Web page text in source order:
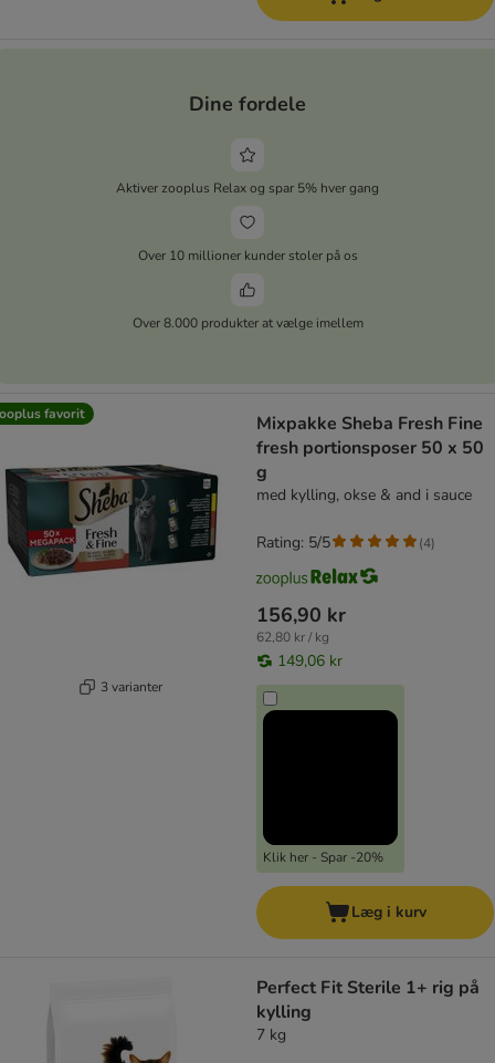
Dine fordele
Aktiver zooplus Relax og spar 5% hver gang
Over 10 millioner kunder stoler på os
Over 8.000 produkter at vælge imellem
favorit
3 varianter
Mixpakke Sheba Fresh Fine
fresh portionsposer 50 x 50
g
med kylling, okse & and i sauce
156,90 kr
62,80 kr / kg
149,06 kr
Klik her - Spar -20%
Rating: 5/5 (4)
Læg i kurv
Perfect Fit Sterile 1+ rig på
kylling
7 kg